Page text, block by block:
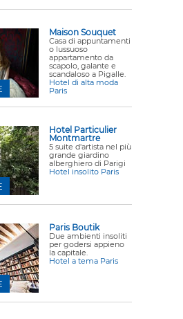
Maison Souquet
Casa di appuntamenti
o lussuoso
appartamento da
scapolo, galante e
scandaloso a Pigalle.
Hotel di alta moda
Paris
Hotel Particulier
Montmartre
5 suite d'artista nel più
grande giardino
alberghiero di Parigi
Hotel insolito Paris
Paris Boutik
Due ambienti insoliti
per godersi appieno
la capitale.
Hotel a tema Paris